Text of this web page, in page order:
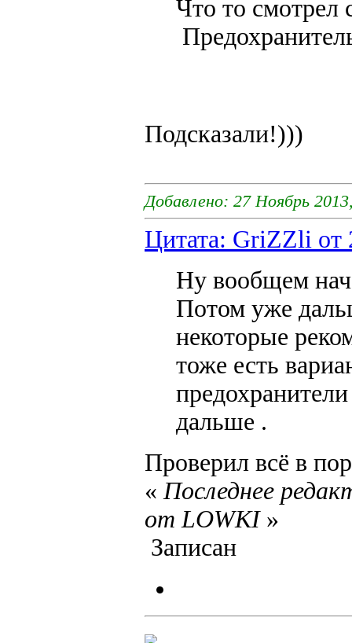
Что то смотрел
Подсказали!)))
Добавлено: 27 Ноябрь
Цитата: GriZZli от
Ну вообщем
Потом уже
некоторые
тоже есть
дальше .
Проверил всё в
«Последнее
от LOWKI»
Записан